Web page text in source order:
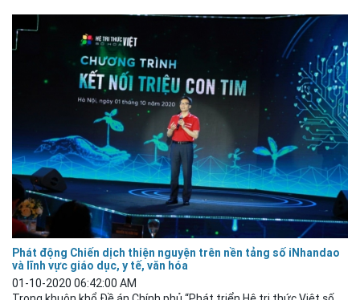
Phát động Chiến dịch thiện nguyện trên nền tảng số iNhandao
và lĩnh vực giáo dục, y tế, văn hóa
01-10-2020 06:42:00 AM